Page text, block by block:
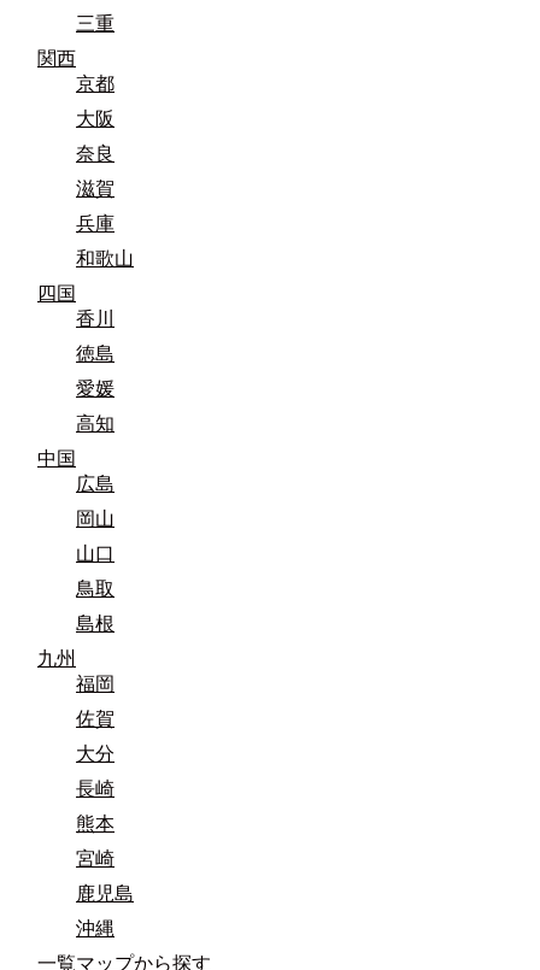
三重
関西
京都
大阪
奈良
滋賀
兵庫
和歌山
四国
香川
徳島
愛媛
高知
中国
広島
岡山
山口
鳥取
島根
九州
福岡
佐賀
大分
長崎
熊本
宮崎
鹿児島
沖縄
一覧マップから探す